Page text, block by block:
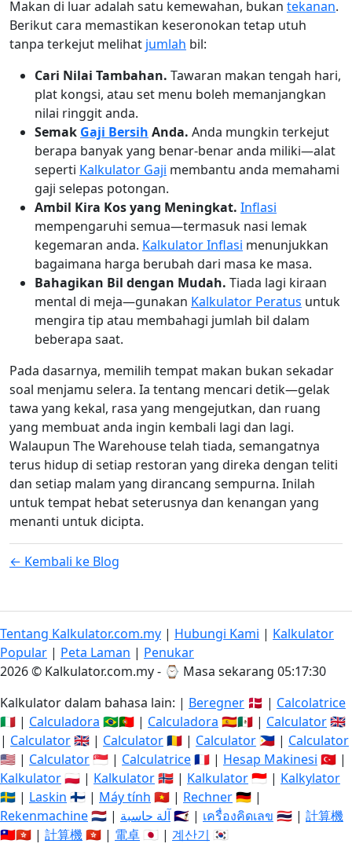
Makan di luar adalah satu kemewahan, bukan tekanan.
Berikut cara memastikan keseronokan tetap utuh
tanpa terkejut melihat jumlah bil:
Cari Nilai Tambahan. Tawaran makan tengah hari,
plat kongsi, atau set menu boleh memanjangkan
nilai ringgit anda.
Semak Gaji Bersih Anda. Anda mungkin terkejut
berapa banyak yang benar-benar anda miliki—alat
seperti Kalkulator Gaji membantu anda memahami
gaji selepas potongan.
Ambil Kira Kos yang Meningkat. Inflasi
mempengaruhi semua—termasuk nasi lemak
kegemaran anda. Kalkulator Inflasi menunjukkan
bagaimana harga berubah dari masa ke masa.
Bahagikan Bil dengan Mudah. Tiada lagi kiraan
mental di meja—gunakan Kalkulator Peratus untuk
mengira tip atau membahagi jumlah bil dalam
beberapa saat.
Pada dasarnya, memilih tempat makan bukan sekadar
soal menjamu selera. Ia tentang mencari detik—gelak
tawa yang kekal, rasa yang mengejutkan, dan ruang
yang membuat anda ingin kembali lagi dan lagi.
Walaupun The Warehouse telah tiada, semangatnya
terus hidup di setiap restoran yang direka dengan teliti
dan setiap malam yang dirancang sempurna. Inilah
untuk tempat hebat seterusnya dan kenangan yang
menanti untuk dicipta.
← Kembali ke Blog
Tentang Kalkulator.com.my | Hubungi Kami | Kalkulator
Popular | Peta Laman | Penukar
2026 © Kalkulator.com.my - ⌚ Masa sekarang 05:17:31
Kalkulator dalam bahasa lain: | Beregner 🇩🇰 | Calcolatrice
🇮🇹 | Calculadora 🇧🇷🇵🇹 | Calculadora 🇪🇸🇲🇽 | Calculator🇬🇧
| Calculator🇬🇧 | Calculator🇷🇴 | Calculator 🇵🇭 | Calculator
🇺🇸 | Calculator🇸🇬 | Calculatrice🇫🇷 | Hesap Makinesi 🇹🇷 |
Kalkulator🇵🇱 | Kalkulator🇳🇴 | Kalkulator🇮🇩 | Kalkylator
🇸🇪 | Laskin 🇫🇮 | Máy tính 🇻🇳 | Rechner🇩🇪 |
Rekenmachine🇳🇱 | آلة حاسبة🇸🇦 | เครื่องคิดเลข 🇹🇭 | 計算機
🇹🇼🇭🇰 | 計算機🇭🇰 | 電卓 🇯🇵 | 계산기 🇰🇷